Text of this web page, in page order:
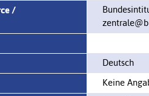
/
Deutsch
Keine